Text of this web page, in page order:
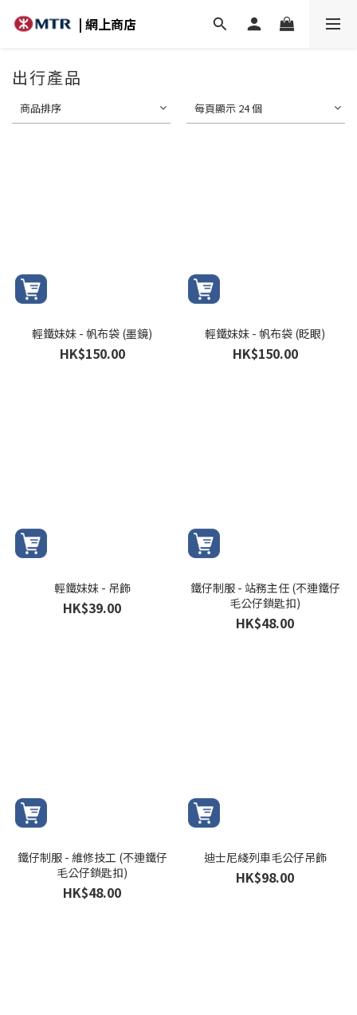
| 網上商店
出行產品
商品排序 每頁顯示 24 個
輕鐵妹妹 - 帆布袋 (墨鏡)
HK$150.00
輕鐵妹妹 - 帆布袋 (眨眼)
HK$150.00
輕鐵妹妹 - 吊飾
HK$39.00
鐵仔制服 - 站務主任 (不連鐵仔
毛公仔鎖匙扣)
HK$48.00
鐵仔制服 - 維修技工 (不連鐵仔
毛公仔鎖匙扣)
HK$48.00
迪士尼綫列車毛公仔吊飾
HK$98.00